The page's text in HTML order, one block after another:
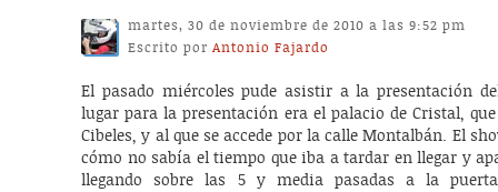
martes, 30 de noviembre de 2010 a las 9:52 pm
Escrito porAntonio Fajardo
El pasado miércoles pude asistir a la presentación
lugar para la presentación era el palacio de Cristal,
Cibeles, y al que se accede por la calle Montalbán. El
cómo no sabía el tiempo que iba a tardar en llegar y
llegando sobre las 5 y media pasadas a la